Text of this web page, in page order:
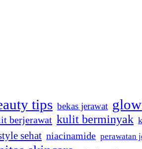
tips bekas jerawat
berjerawat kulit berminyak
sehat niacinamide perawatan